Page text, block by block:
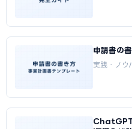
申請書の
実践・ノウ
ChatGPT